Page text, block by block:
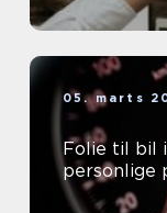
05. marts
Folie til bil
personlige